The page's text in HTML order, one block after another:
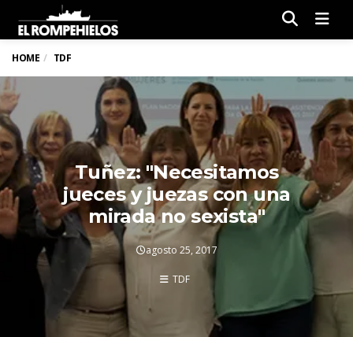
HOME TDF
Tuñez: "Necesitamos
jueces y juezas con una
mirada no sexista"
agosto 25, 2017
TDF